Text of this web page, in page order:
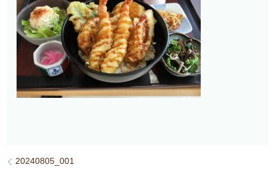
20240805_001